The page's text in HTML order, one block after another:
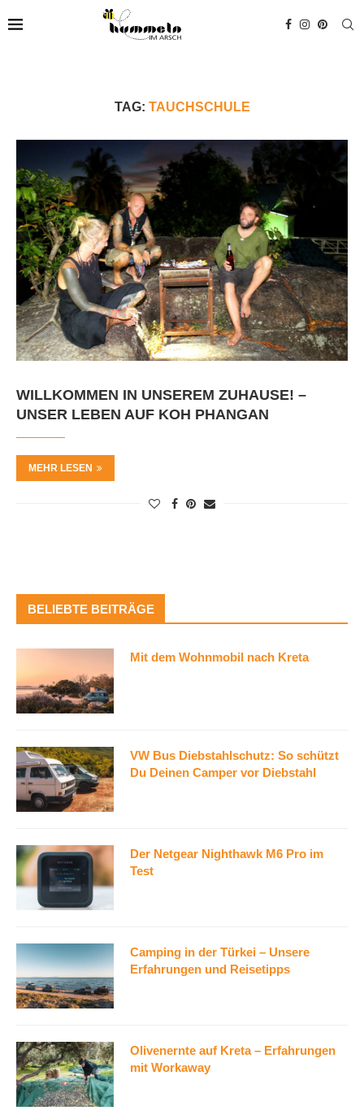
TAG: TAUCHSCHULE
WILLKOMMEN IN UNSEREM ZUHAUSE! –
UNSER LEBEN AUF KOH PHANGAN
MEHR LESEN
BELIEBTE BEITRÄGE
Mit dem Wohnmobil nach Kreta
VW Bus Diebstahlschutz: So schützt
Du Deinen Camper vor Diebstahl
Der Netgear Nighthawk M6 Pro im
Test
Camping in der Türkei – Unsere
Erfahrungen und Reisetipps
Olivenernte auf Kreta – Erfahrungen
mit Workaway